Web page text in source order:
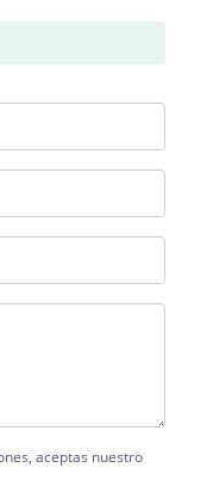
aceptas nuestro